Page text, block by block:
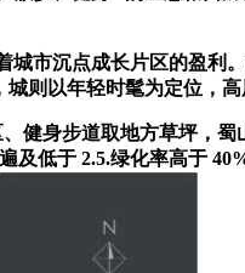
沉点成长片区的盈利
则以年轻时髦为定位，
身步道取地方草坪，蜀
及低于 2.5.绿化率高于